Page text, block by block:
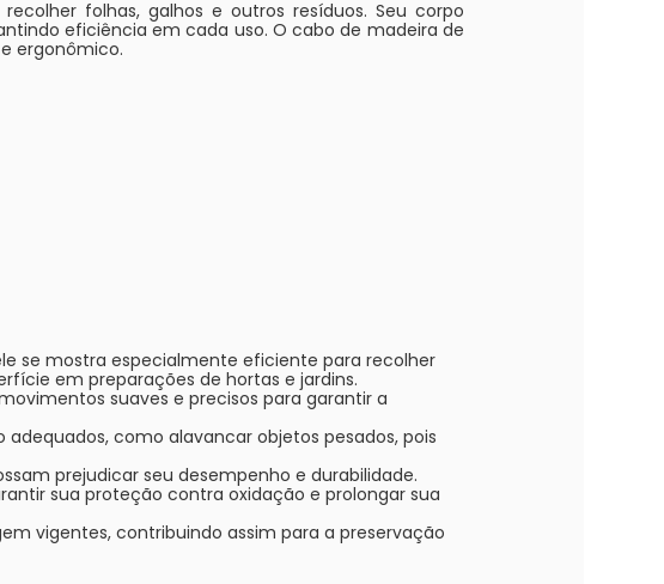
folhas, galhos e outros resíduos. Seu corpo
eficiência em cada uso. O cabo de madeira de
ergonômico.
se mostra especialmente eficiente para recolher
em preparações de hortas e jardins.
suaves e precisos para garantir a
como alavancar objetos pesados, pois
prejudicar seu desempenho e durabilidade.
sua proteção contra oxidação e prolongar sua
vigentes, contribuindo assim para a preservação